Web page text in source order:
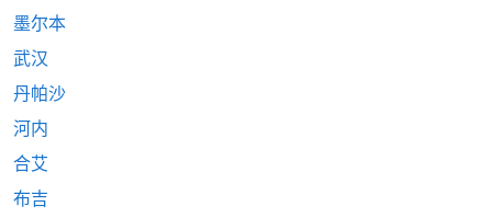
墨尔本
武汉
丹帕沙
河内
合艾
布吉